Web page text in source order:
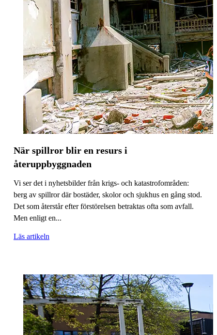
När spillror blir en resurs i
återuppbyggnaden
Vi ser det i nyhetsbilder från krigs- och katastrofområden:
berg av spillror där bostäder, skolor och sjukhus en gång stod.
Det som återstår efter förstörelsen betraktas ofta som avfall.
Men enligt en...
Läs artikeln